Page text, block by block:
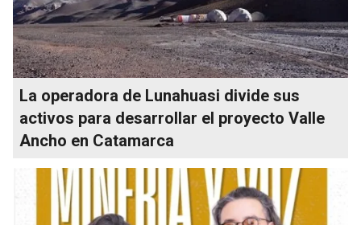
La operadora de Lunahuasi divide sus
activos para desarrollar el proyecto Valle
Ancho en Catamarca